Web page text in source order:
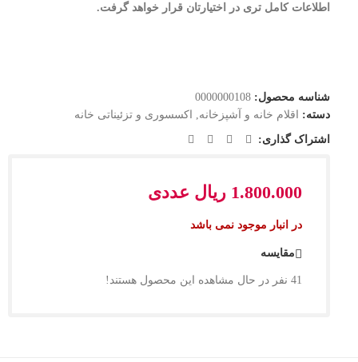
اطلاعات کامل تری در اختیارتان قرار خواهد گرفت.
شناسه محصول: 0000000108
دسته: اقلام خانه و آشپزخانه اکسسوری و تزئیناتی خانه
اشتراک گذاری:
1.800.000 ریال عددی
در انبار موجود نمی باشد
مقایسه
41 نفر در حال مشاهده این محصول هستند!